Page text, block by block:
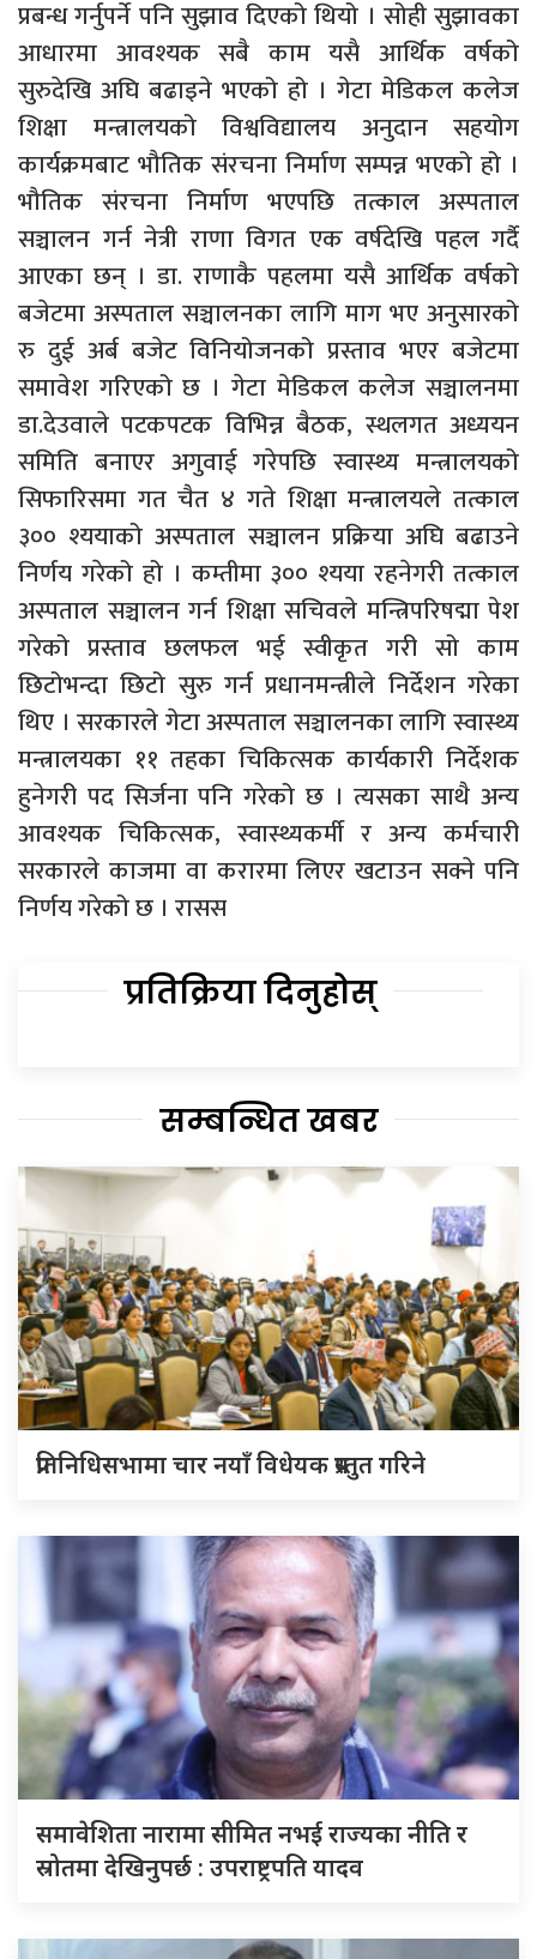
प्रबन्ध गर्नुपर्ने पनि सुझाव दिएको थियो । सोही सुझावका
आधारमा आवश्यक सबै काम यसै आर्थिक वर्षको
सुरुदेखि अघि बढाइने भएको हो । गेटा मेडिकल कलेज
शिक्षा मन्त्रालयको विश्वविद्यालय अनुदान सहयोग
कार्यक्रमबाट भौतिक संरचना निर्माण सम्पन्न भएको हो ।
भौतिक संरचना निर्माण भएपछि तत्काल अस्पताल
सञ्चालन गर्न नेत्री राणा विगत एक वर्षदेखि पहल गर्दै
आएका छन् । डा. राणाकै पहलमा यसै आर्थिक वर्षको
बजेटमा अस्पताल सञ्चालनका लागि माग भए अनुसारको
रु दुई अर्ब बजेट विनियोजनको प्रस्ताव भएर बजेटमा
समावेश गरिएको छ । गेटा मेडिकल कलेज सञ्चालनमा
डा.देउवाले पटकपटक विभिन्न बैठक, स्थलगत अध्ययन
समिति बनाएर अगुवाई गरेपछि स्वास्थ्य मन्त्रालयको
सिफारिसमा गत चैत ४ गते शिक्षा मन्त्रालयले तत्काल
३०० श्ययाको अस्पताल सञ्चालन प्रक्रिया अघि बढाउने
निर्णय गरेको हो । कम्तीमा ३०० श्यया रहनेगरी तत्काल
अस्पताल सञ्चालन गर्न शिक्षा सचिवले मन्त्रिपरिषद्मा पेश
गरेको प्रस्ताव छलफल भई स्वीकृत गरी सो काम
छिटोभन्दा छिटो सुरु गर्न प्रधानमन्त्रीले निर्देशन गरेका
थिए । सरकारले गेटा अस्पताल सञ्चालनका लागि स्वास्थ्य
मन्त्रालयका ११ तहका चिकित्सक कार्यकारी निर्देशक
हुनेगरी पद सिर्जना पनि गरेको छ । त्यसका साथै अन्य
आवश्यक चिकित्सक, स्वास्थ्यकर्मी र अन्य कर्मचारी
सरकारले काजमा वा करारमा लिएर खटाउन सक्ने पनि
निर्णय गरेको छ । रासस
प्रतिक्रिया दिनुहोस्
सम्बन्धित खबर
प्रतिनिधिसभामा चार नयाँ विधेयक प्रस्तुत गरिने
समावेशिता नारामा सीमित नभई राज्यका नीति र
स्रोतमा देखिनुपर्छ : उपराष्ट्रपति यादव